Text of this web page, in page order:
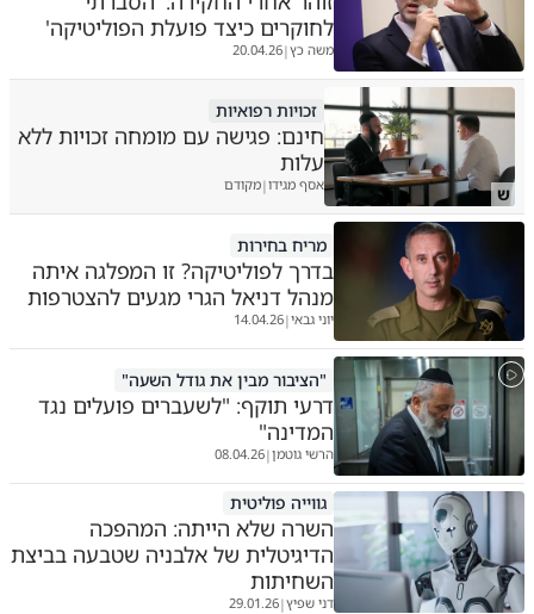
לחוקרים כיצד פועלת הפוליטיקה'
משה כץ|
20.04.26
ש
זכויות רפואיות
חינם: פגישה עם מומחה זכויות ללא
עלות
אסף מגידו|מקודם
מריח בחירות
בדרך לפוליטיקה? זו המפלגה איתה
מנהל דניאל הגרי מגעים להצטרפות
יוני גבאי|
14.04.26
"הציבור מבין את גודל השעה"
דרעי תוקף: "לשעברים פועלים נגד
המדינה"
הרשי גוטמן|
08.04.26
גווייה פוליטית
השרה שלא הייתה: המהפכה
הדיגיטלית של אלבניה שטבעה בביצת
השחיתות
דני שפיץ|
29.01.26